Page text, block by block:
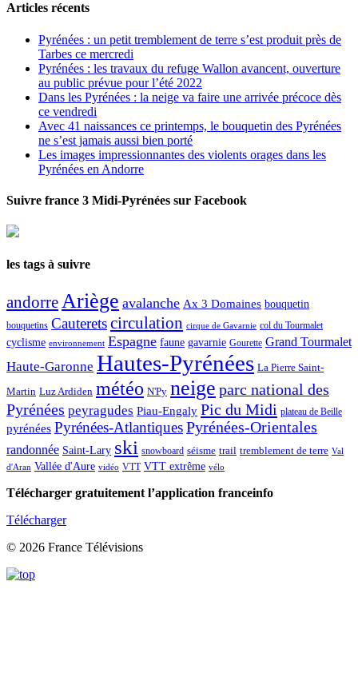
Articles récents
Pyrénées : un petit tremblement de terre s’est produit près de
Tarbes ce mercredi
Pyrénées : les travaux du refuge Wallon avancent, ouverture
au public prévue pour l’été 2022
Dans les Pyrénées : la neige va faire une arrivée précoce dès
ce vendredi
Avec 41 naissances ce printemps, le bouquetin des Pyrénées
ne s’est jamais aussi bien porté
Les images impressionnantes des violents orages dans les
Pyrénées en Andorre
Suivre france 3 Midi-Pyrénées sur Facebook
les tags à suivre
andorre Ariège avalanche Ax 3 Domaines bouquetin
bouquetins Cauteretscirculation cirque de Gavarnie col du Tourmalet
cyclisme environnement Espagne faune gavarnie Gourette Grand Tourmalet
Haute-Garonne Hautes-Pyrénées La Pierre Saint-
Martin Luz Ardiden météo N'Py neige parc national des
Pyrénées peyragudes Piau-Engaly Pic du Midi plateau de Beille
pyrénées Pyrénées-AtlantiquesPyrénées-Orientales
randonnée Saint-Lary ski snowboard séisme trail tremblement de terre Val
d'Aran Vallée d'Aure vidéo VTT VTT extrême vélo
Télécharger gratuitement l’application franceinfo
Télécharger
© 2026 France Télévisions